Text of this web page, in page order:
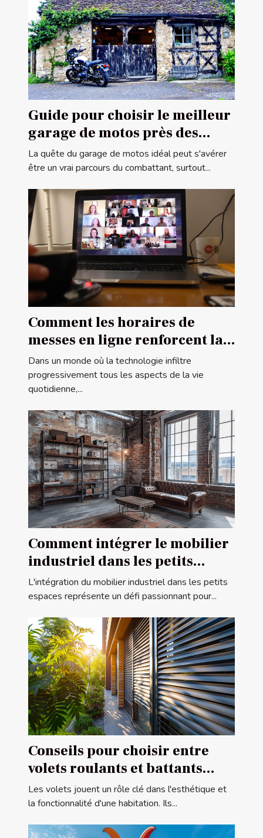
Guide pour choisir le meilleur
garage de motos près des
frontières françaises
La quête du garage de motos idéal peut s'avérer
être un vrai parcours du combattant, surtout...
Comment les horaires de
messes en ligne renforcent la
communauté religieuse
Dans un monde où la technologie infiltre
progressivement tous les aspects de la vie
quotidienne,...
Comment intégrer le mobilier
industriel dans les petits
espaces
L'intégration du mobilier industriel dans les petits
espaces représente un défi passionnant pour...
Conseils pour choisir entre
volets roulants et battants
pour votre maison
Les volets jouent un rôle clé dans l'esthétique et
la fonctionnalité d'une habitation. Ils...